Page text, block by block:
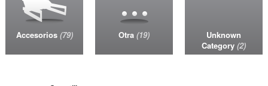
Accesorios 79 Otra 19
Unknown
Category 2